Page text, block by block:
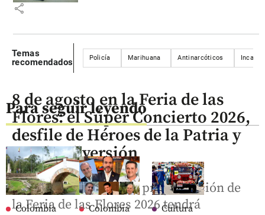
share
Temas
recomendados
Policía Marihuana Antinarcóticos
Para seguir leyendo
Colombia Colombia Cultura
8 de agosto en la Feria de las
Flores: el Súper Concierto 2026,
desfile de Héroes de la Patria y
mucha diversión
El penúltimo día de la programación de
la Feria de las Flores 2026 tendrá